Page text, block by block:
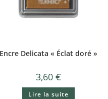
Encre Delicata « Éclat doré »
3,60 €
Lire la suite